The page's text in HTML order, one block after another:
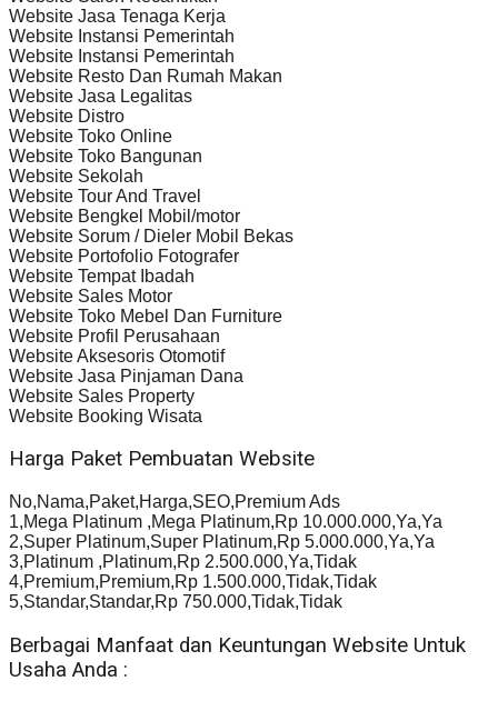
Website Jasa Tenaga Kerja
Website Instansi Pemerintah
Website Instansi Pemerintah
Website Resto Dan Rumah Makan
Website Jasa Legalitas
Website Distro
Website Toko Online
Website Toko Bangunan
Website Sekolah
Website Tour And Travel
Website Bengkel Mobil/motor
Website Sorum / Dieler Mobil Bekas
Website Portofolio Fotografer
Website Tempat Ibadah
Website Sales Motor
Website Toko Mebel Dan Furniture
Website Profil Perusahaan
Website Aksesoris Otomotif
Website Jasa Pinjaman Dana
Website Sales Property
Website Booking Wisata
Harga Paket Pembuatan Website
No,Nama,Paket,Harga,SEO,Premium Ads
1,Mega Platinum ,Mega Platinum,Rp 10.000.000,Ya,Ya
2,Super Platinum,Super Platinum,Rp 5.000.000,Ya,Ya
3,Platinum ,Platinum,Rp 2.500.000,Ya,Tidak
4,Premium,Premium,Rp 1.500.000,Tidak,Tidak
5,Standar,Standar,Rp 750.000,Tidak,Tidak
Berbagai Manfaat dan Keuntungan Website Untuk
Usaha Anda :